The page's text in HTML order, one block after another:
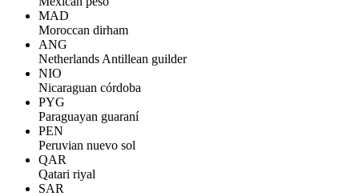
MAD
Moroccan dirham
ANG
Netherlands Antillean guilder
NIO
Nicaraguan córdoba
PYG
Paraguayan guaraní
PEN
Peruvian nuevo sol
QAR
Qatari riyal
SAR